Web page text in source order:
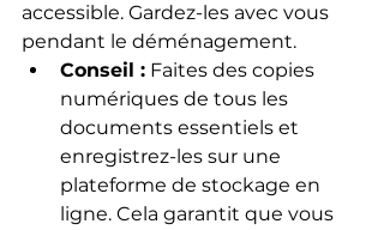
accessible. Gardez-les avec vous
pendant le déménagement.
Conseil : Faites des copies
numériques de tous les
documents essentiels et
enregistrez-les sur une
plateforme de stockage en
ligne. Cela garantit que vous